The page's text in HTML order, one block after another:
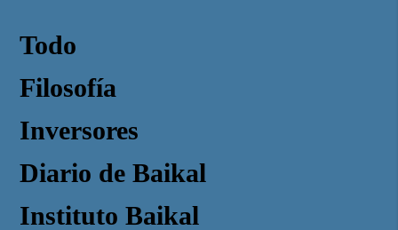
Todo
Filosofía
Inversores
Diario de Baikal
Instituto Baikal